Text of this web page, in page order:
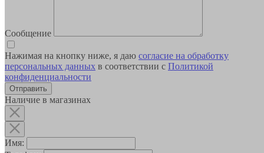
Сообщение
Нажимая на кнопку ниже, я даю согласие на обработку
персональных данных в соответствии с Политикой
конфиденциальности
Наличие в магазинах
Имя: